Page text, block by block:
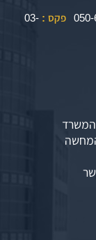
פקס : 03-
המשרד